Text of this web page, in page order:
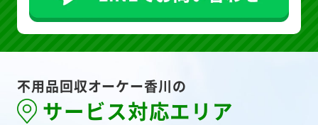
不用品回収オーケー香川の
サービス対応エリア